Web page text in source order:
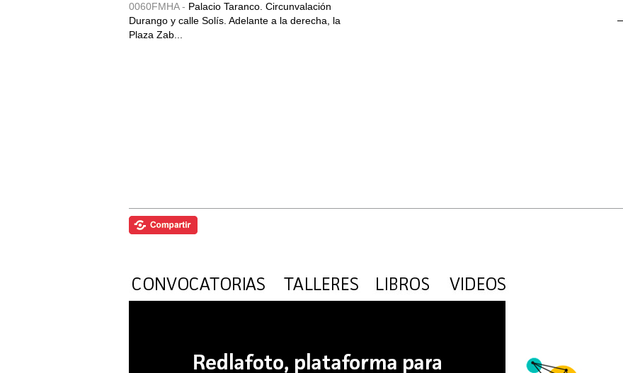
0060FMHA - Palacio Taranco. Circunvalación
Durango y calle Solís. Adelante a la derecha, la
Plaza Zab...